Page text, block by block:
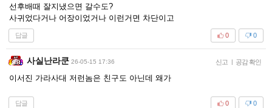
선후배때 잘지냈으면 갈수도?
사귀었다거나 어장이었거나 이런거면 차단이고
답글 0
0
사실난라쿤 26-05-15 17:36 신고 | 공감 확인
이서진 가라사대 저런놈은 친구도 아닌데 왜가
답글 0
0